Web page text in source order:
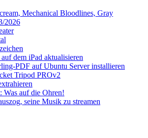
Mechanical Bloodlines, Gray
2026
dem iPad aktualisieren
PDF auf Ubuntu Server installieren
Tripod PROv2
Was auf die Ohren!
seine Musik zu streamen